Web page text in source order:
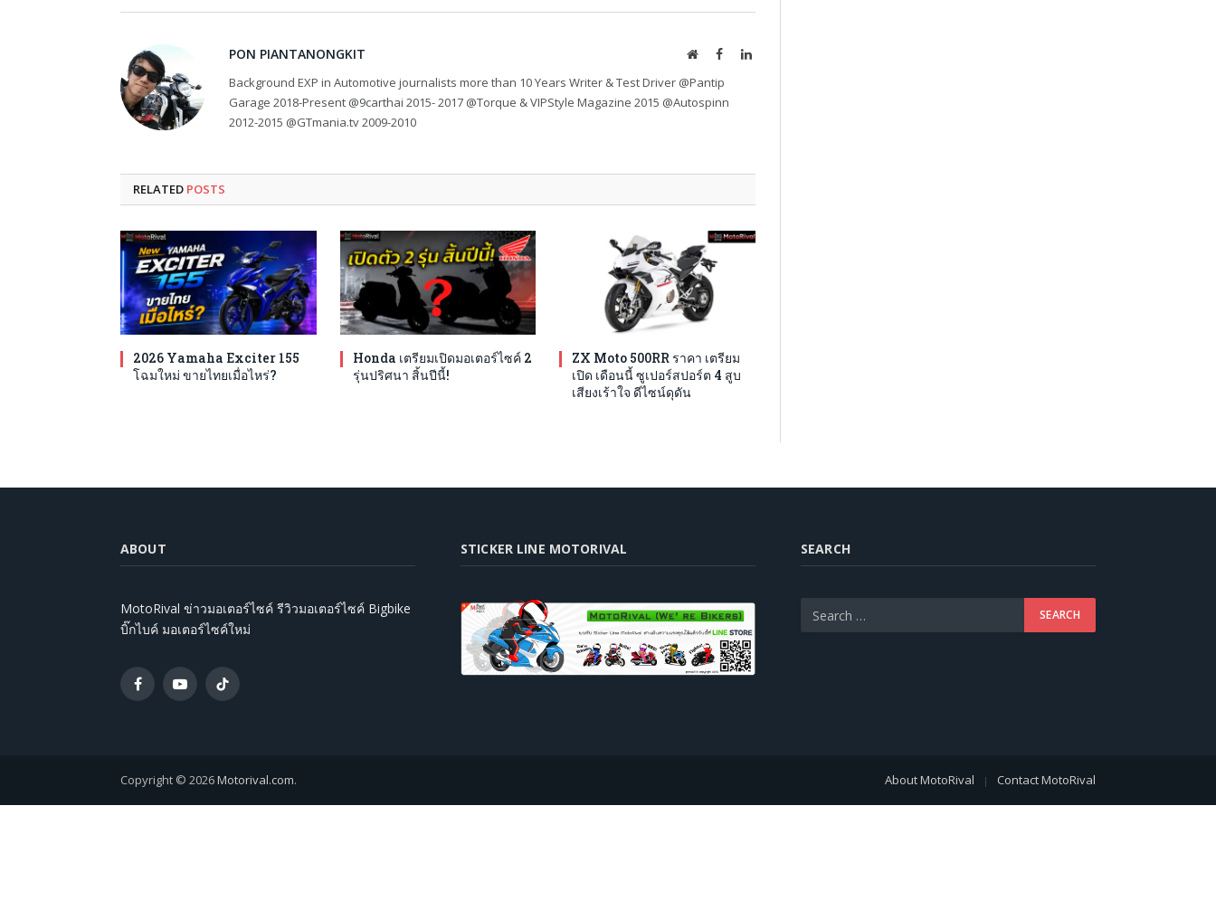
PON PIANTANONGKIT WebsiteFacebookLinkedIn
Background EXP in Automotive journalists more than 10 Years Writer & Test Driver @Pantip
Garage 2018-Present @9carthai 2015- 2017 @Torque & VIPStyle Magazine 2015 @Autospinn
2012-2015 @GTmania.tv 2009-2010
RELATED POSTS
2026 Yamaha Exciter 155
โฉมใหม่ ขายไทยเมื่อไหร่?
Honda เตรียมเปิดมอเตอร์ไซค์ 2
รุ่นปริศนา สิ้นปีนี้!
ZX Moto 500RR ราคา เตรียม
เปิด เดือนนี้ ซูเปอร์สปอร์ต 4 สูบ
เสียงเร้าใจ ดีไซน์ดุดัน
ABOUT
MotoRival ข่าวมอเตอร์ไซค์ รีวิวมอเตอร์ไซค์ Bigbike
บิ๊กไบค์ มอเตอร์ไซค์ใหม่
FacebookYouTubeTikTok
STICKER LINE MOTORIVAL SEARCH
Copyright © 2026Motorival.com. About MotoRival Contact MotoRival